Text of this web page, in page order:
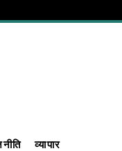
व्यापार